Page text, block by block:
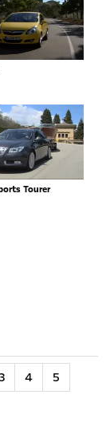
Tourer
4
5